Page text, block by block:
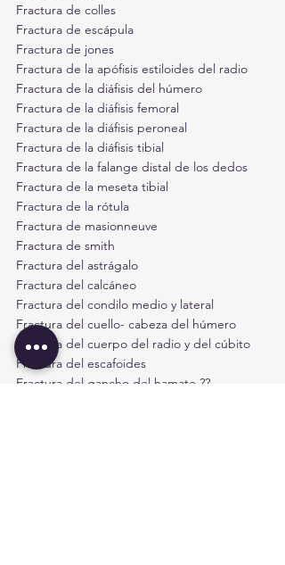
Fractura de colles
Fractura de escápula
Fractura de jones
Fractura de la apófisis estiloides del radio
Fractura de la diáfisis del húmero
Fractura de la diáfisis femoral
Fractura de la diáfisis peroneal
Fractura de la diáfisis tibial
Fractura de la falange distal de los dedos
Fractura de la meseta tibial
Fractura de la rótula
Fractura de masionneuve
Fractura de smith
Fractura del astrágalo
Fractura del calcáneo
Fractura del condilo medio y lateral
Fractura del cuello- cabeza del húmero
Fractura del cuerpo del radio y del cúbito
Fractura del escafoides
Fractura del gancho del hamate ??